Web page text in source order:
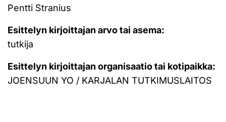
Pentti Stranius
Esittelyn kirjoittajan arvo tai asema:
tutkija
Esittelyn kirjoittajan organisaatio tai kotipaikka:
JOENSUUN YO / KARJALAN TUTKIMUSLAITOS